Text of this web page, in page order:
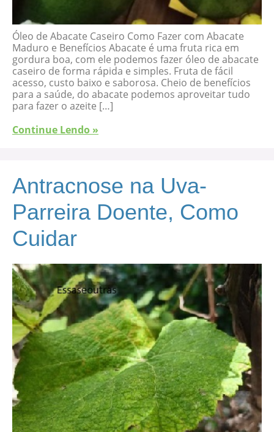
Óleo de Abacate Caseiro Como Fazer com Abacate
Maduro e Benefícios Abacate é uma fruta rica em
gordura boa, com ele podemos fazer óleo de abacate
caseiro de forma rápida e simples. Fruta de fácil
acesso, custo baixo e saborosa. Cheio de benefícios
para a saúde, do abacate podemos aproveitar tudo
para fazer o azeite […]
Continue Lendo »
Antracnose na Uva-
Parreira Doente, Como
Cuidar